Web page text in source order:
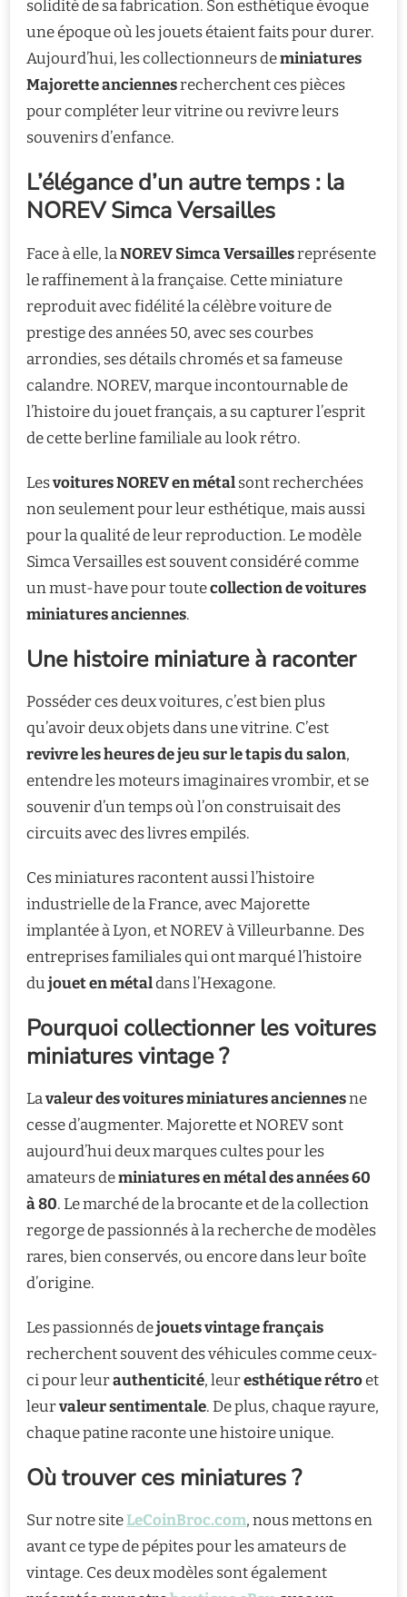
solidité de sa fabrication. Son esthétique évoque
une époque où les jouets étaient faits pour durer.
Aujourd’hui, les collectionneurs deminiatures
Majorette anciennesrecherchent ces pièces
pour compléter leur vitrine ou revivre leurs
souvenirs d’enfance.
L’élégance d’un autre temps : la
NOREV Simca Versailles
Face à elle, laNOREV Simca Versaillesreprésente
le raffinement à la française. Cette miniature
reproduit avec fidélité la célèbre voiture de
prestige des années 50, avec ses courbes
arrondies, ses détails chromés et sa fameuse
calandre. NOREV, marque incontournable de
l’histoire du jouet français, a su capturer l’esprit
de cette berline familiale au look rétro.
Lesvoitures NOREV en métalsont recherchées
non seulement pour leur esthétique, mais aussi
pour la qualité de leur reproduction. Le modèle
Simca Versailles est souvent considéré comme
un must-have pour toutecollection de voitures
miniatures anciennes.
Une histoire miniature à raconter
Posséder ces deux voitures, c’est bien plus
qu’avoir deux objets dans une vitrine. C’est
revivre les heures de jeu sur le tapis du salon,
entendre les moteurs imaginaires vrombir, et se
souvenir d’un temps où l’on construisait des
circuits avec des livres empilés.
Ces miniatures racontent aussi l’histoire
industrielle de la France, avec Majorette
implantée à Lyon, et NOREV à Villeurbanne. Des
entreprises familiales qui ont marqué l’histoire
dujouet en métaldans l’Hexagone.
Pourquoi collectionner les voitures
miniatures vintage ?
Lavaleur des voitures miniatures anciennesne
cesse d’augmenter. Majorette et NOREV sont
aujourd’hui deux marques cultes pour les
amateurs deminiatures en métal des années 60
à 80. Le marché de la brocante et de la collection
regorge de passionnés à la recherche de modèles
rares, bien conservés, ou encore dans leur boîte
d’origine.
Les passionnés dejouets vintage français
recherchent souvent des véhicules comme ceux-
ci pour leurauthenticité, leuresthétique rétroet
leurvaleur sentimentale. De plus, chaque rayure,
chaque patine raconte une histoire unique.
Où trouver ces miniatures ?
Sur notre siteLeCoinBroc.com, nous mettons en
avant ce type de pépites pour les amateurs de
vintage. Ces deux modèles sont également